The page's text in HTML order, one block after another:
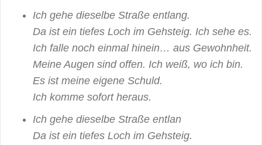
Ich gehe dieselbe Straße entlang.
Da ist ein tiefes Loch im Gehsteig. Ich sehe es.
Ich falle noch einmal hinein… aus Gewohnheit.
Meine Augen sind offen. Ich weiß, wo ich bin.
Es ist meine eigene Schuld.
Ich komme sofort heraus.
Ich gehe dieselbe Straße entlan
Da ist ein tiefes Loch im Gehsteig.